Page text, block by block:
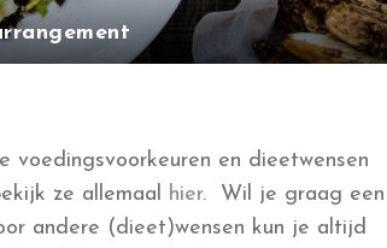
en dieetwensen
ze allemaal hier. Wil je graag een
andere (dieet)wensen kun je altijd